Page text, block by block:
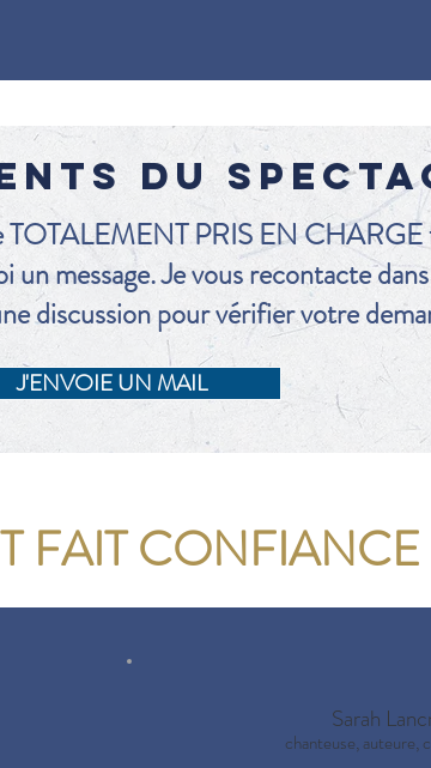
DU
TOTALEMENT PRIS EN
un message. Je vous recontacte
discussion pour vérifier votre
J'ENVOIE UN MAIL
FAIT CONFIANCE
Sarah
chanteuse, auteure,